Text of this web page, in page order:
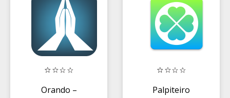
dados
Orando –
Palpiteiro